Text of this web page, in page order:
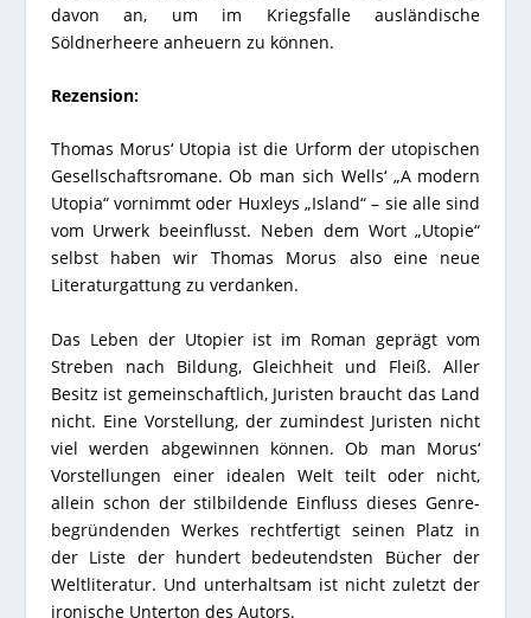
davon an, um im Kriegsfalle ausländische
Söldnerheere anheuern zu können.
Rezension:
Thomas Morus‘ Utopia ist die Urform der utopischen
Gesellschaftsromane. Ob man sich Wells‘ „A modern
Utopia“ vornimmt oder Huxleys „Island“ – sie alle sind
vom Urwerk beeinflusst. Neben dem Wort „Utopie“
selbst haben wir Thomas Morus also eine neue
Literaturgattung zu verdanken.
Das Leben der Utopier ist im Roman geprägt vom
Streben nach Bildung, Gleichheit und Fleiß. Aller
Besitz ist gemeinschaftlich, Juristen braucht das Land
nicht. Eine Vorstellung, der zumindest Juristen nicht
viel werden abgewinnen können. Ob man Morus‘
Vorstellungen einer idealen Welt teilt oder nicht,
allein schon der stilbildende Einfluss dieses Genre-
begründenden Werkes rechtfertigt seinen Platz in
der Liste der hundert bedeutendsten Bücher der
Weltliteratur. Und unterhaltsam ist nicht zuletzt der
ironische Unterton des Autors.